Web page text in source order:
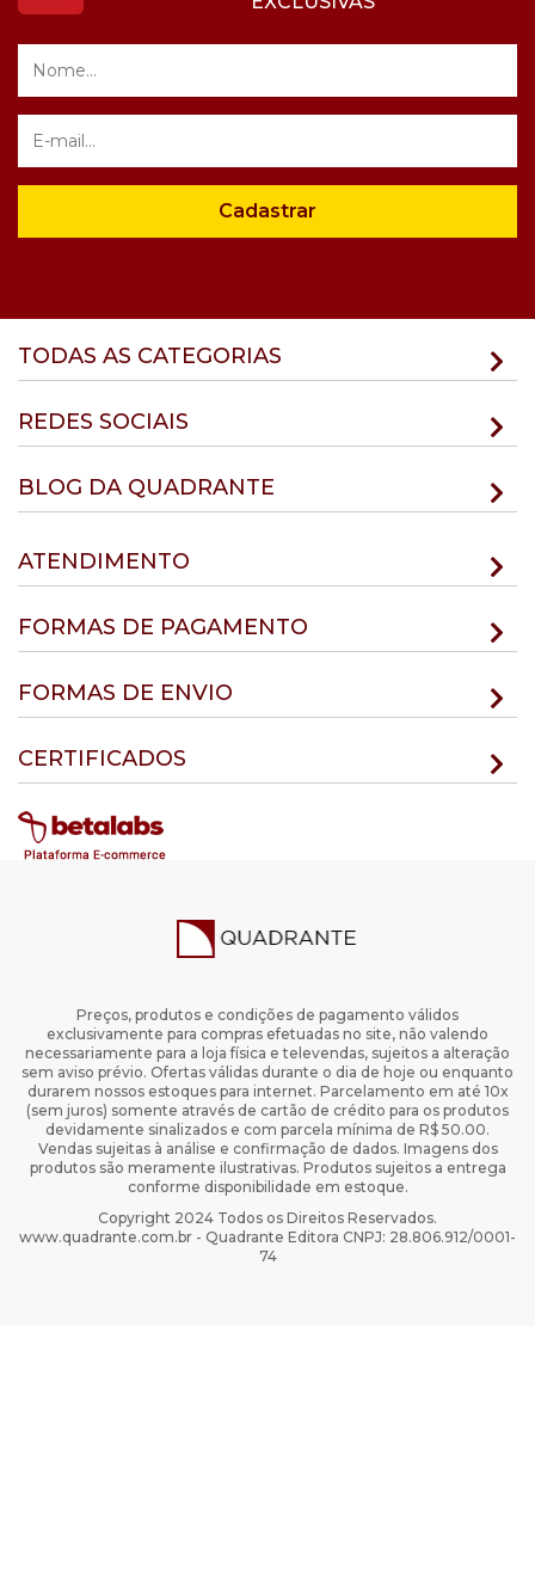
Cadastrar
TODAS AS CATEGORIAS
REDES SOCIAIS
BLOG DA QUADRANTE
ATENDIMENTO
FORMAS DE PAGAMENTO
FORMAS DE ENVIO
CERTIFICADOS
Preços, produtos e condições de pagamento válidos
exclusivamente para compras efetuadas no site, não valendo
necessariamente para a loja física e televendas, sujeitos a alteração
sem aviso prévio. Ofertas válidas durante o dia de hoje ou enquanto
durarem nossos estoques para internet. Parcelamento em até 10x
(sem juros) somente através de cartão de crédito para os produtos
devidamente sinalizados e com parcela mínima de R$ 50.00.
Vendas sujeitas à análise e confirmação de dados. Imagens dos
produtos são meramente ilustrativas. Produtos sujeitos a entrega
conforme disponibilidade em estoque.
Copyright 2024 Todos os Direitos Reservados.
www.quadrante.com.br - Quadrante Editora CNPJ: 28.806.912/0001-
74